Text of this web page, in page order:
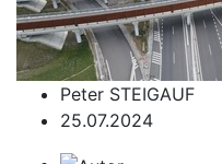
Peter STEIGAUF
25.07.2024